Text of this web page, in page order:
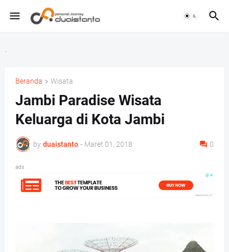
Beranda Wisata
Jambi Paradise Wisata
Keluarga di Kota Jambi
by duaistanto - Maret 01, 2018 0
ads